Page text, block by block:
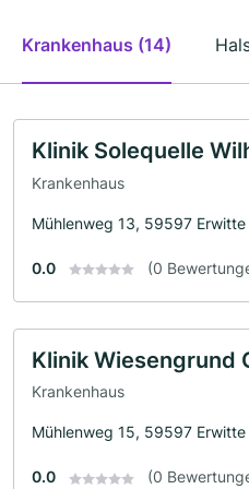
Krankenhaus (14)
Klinik Solequelle
Krankenhaus
Mühlenweg 13, 59597 Erwitte
0.0 (0
Klinik Wiesengrund
Krankenhaus
Mühlenweg 15, 59597 Erwitte
0.0 (0